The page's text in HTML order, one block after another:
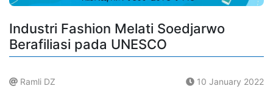
Industri Fashion Melati Soedjarwo
Berafiliasi pada UNESCO
Ramli DZ 10 January 2022